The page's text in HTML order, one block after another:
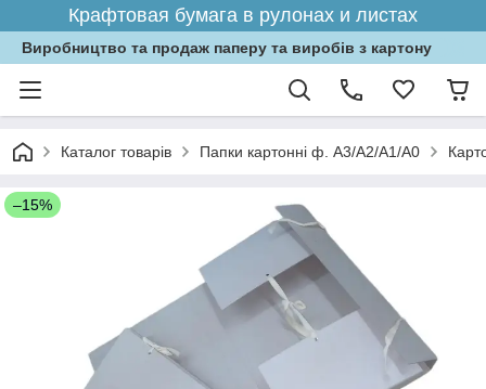
Крафтовая бумага в рулонах и листах
Виробництво та продаж паперу та виробів з картону
Каталог товарів Папки картонні ф. А3/А2/А1/А0
–15%